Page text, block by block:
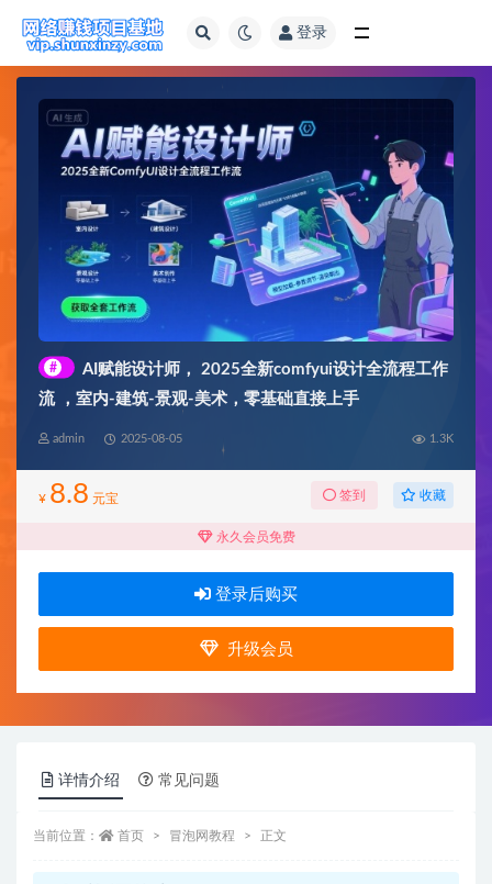
登录
#
AI赋能设计师， 2025全新comfyui设计全流程工作
流 ，室内-建筑-景观-美术，零基础直接上手
admin 2025-08-05 1.3K
¥ 8.8 元宝 签到 收藏
永久会员免费
登录后购买
升级会员
详情介绍 常见问题
当前位置： 首页 冒泡网教程 正文